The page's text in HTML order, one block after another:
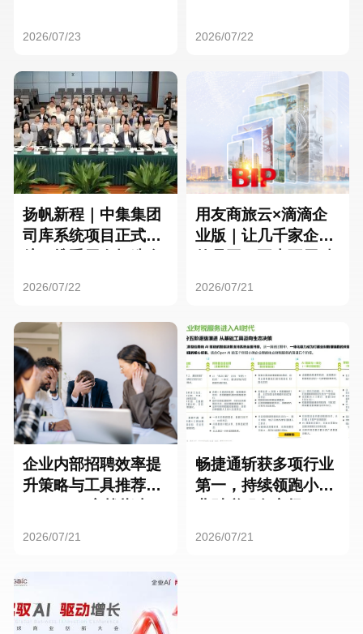
2026/07/23 2026/07/22
扬帆新程｜中集集团
司库系统项目正式启
2026/07/22
用友商旅云×滴滴企
业版｜让几千家企业
2026/07/21
企业内部招聘效率提
升策略与工具推荐：
2026/07/21
畅捷通斩获多项行业
第一，持续领跑小微
2026/07/21